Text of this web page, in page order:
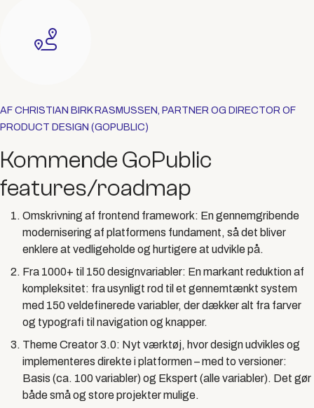
AF CHRISTIAN BIRK RASMUSSEN, PARTNER OG DIRECTOR OF
PRODUCT DESIGN (GOPUBLIC)
Kommende GoPublic
features/roadmap
Omskrivning af frontend framework: En gennemgribende
modernisering af platformens fundament, så det bliver
enklere at vedligeholde og hurtigere at udvikle på.
Fra 1000+ til 150 designvariabler: En markant reduktion af
kompleksitet: fra usynligt rod til et gennemtænkt system
med 150 veldefinerede variabler, der dækker alt fra farver
og typografi til navigation og knapper.
Theme Creator 3.0: Nyt værktøj, hvor design udvikles og
implementeres direkte i platformen – med to versioner:
Basis (ca. 100 variabler) og Ekspert (alle variabler). Det gør
både små og store projekter mulige.